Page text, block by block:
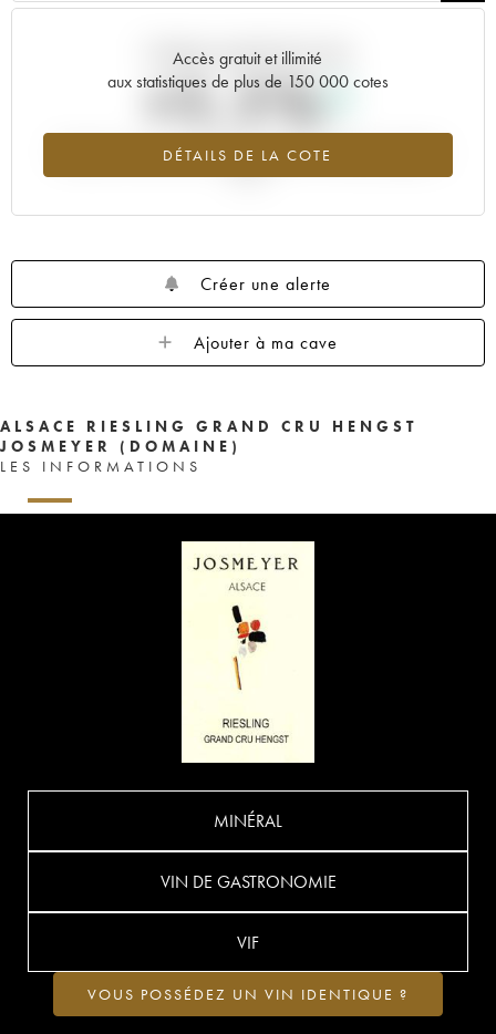
Accès gratuit et illimité
aux statistiques de plus de 150 000 cotes
DÉTAILS DE LA COTE
Tendance actuelle de la cote
+1.1%
Tendance à la hausse du millésime 2008 en 2026 par rapport à
Créer une alerte
Ajouter à ma cave
ALSACE RIESLING GRAND CRU HENGST
JOSMEYER (DOMAINE)
LES INFORMATIONS
MINÉRAL
VIN DE GASTRONOMIE
VIF
VOUS POSSÉDEZ UN VIN IDENTIQUE ?